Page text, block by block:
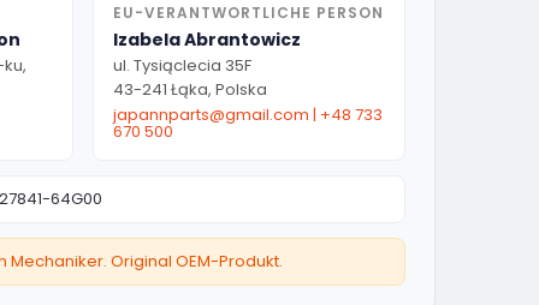
EU-VERANTWORTLICHE PERSON
Izabela Abrantowicz
ul. Tysiąclecia 35F
43-241 Łąka, Polska
japannparts@gmail.com | +48 733
670 500
27841-64G00
Original OEM-Produkt.